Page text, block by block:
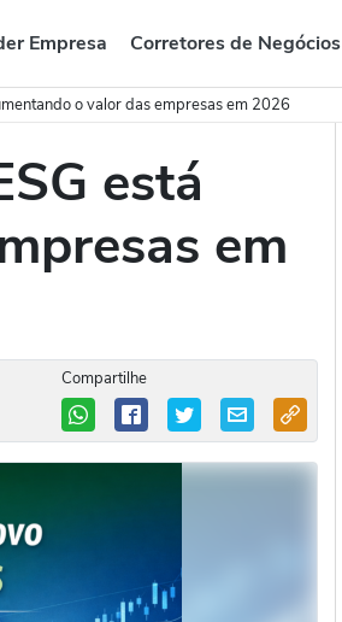
Empresa Corretores de Negócios
o valor das empresas em 2026
está
em
Compartilhe